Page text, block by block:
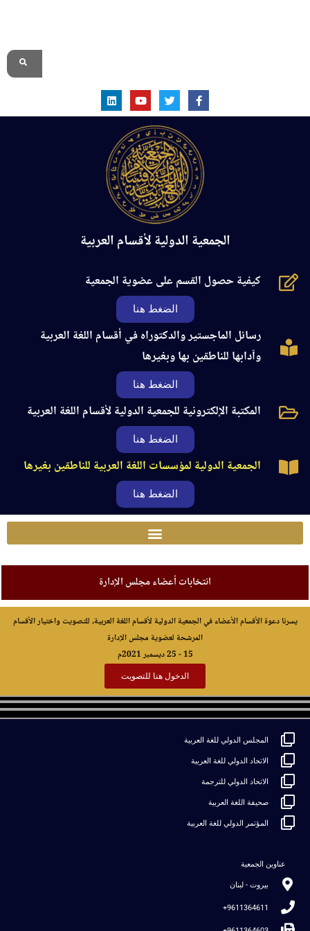
الجمعية الدولية لأقسام العربية
كيفية حصول القسم على عضوية الجمعية
الضغط هنا
رسائل الماجستير والدكتوراه في أقسام اللغة العربية
وآدابها للناطقين بها وبغيرها
الضغط هنا
المكتبة الإلكترونية للجمعية الدولية لأقسام اللغة العربية
الضغط هنا
الجمعية الدولية لمؤسسات اللغة العربية للناطقين بغيرها
الضغط هنا
انتخابات أعضاء مجلس الإدارة
يسرنا دعوة الأقسام الأعضاء في الجمعية الدولية لأقسام اللغة العربية، للتصويت واختيار الأقسام
المرشحة لعضوية مجلس الإدارة
15 - 25 ديسمبر 2021م
الدخول هنا للتصويت
المجلس الدولي للغة العربية
الاتحاد الدولي للغة العربية
الاتحاد الدولي للترجمة
صحيفة اللغة العربية
المؤتمر الدولي للغة العربية
عناوين الجمعية
بيروت - لبنان
9611364611+